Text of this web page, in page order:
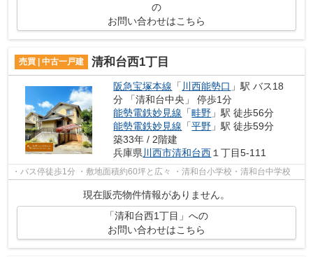
の
お問い合わせはこちら
売買 | 中古一戸建 清和台西1丁目
阪急宝塚本線 「 川西能勢口 」駅 バス18
分 「清和台中央」 停歩1分
能勢電鉄妙見線 「畦野 」駅 徒歩56分
能勢電鉄妙見線 「平野 」駅 徒歩59分
築33年 / 2階建
兵庫県川西市清和台西１丁目5-111
・バス停徒歩1分 ・敷地面積約60坪と広々 ・清和台小学校・清和台中学校
現在販売物件情報がありません。
「清和台西1丁目」への
お問い合わせはこちら